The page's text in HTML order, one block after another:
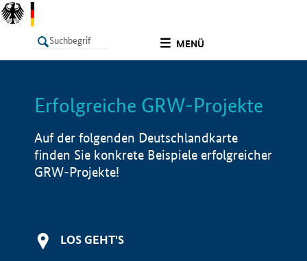
MENÜ
LISTE Info
Erfolgreiche GRW-Projekte
Auf der folgenden Deutschlandkarte
finden Sie konkrete Beispiele erfolgreicher
GRW-Projekte!
LOS GEHT'S